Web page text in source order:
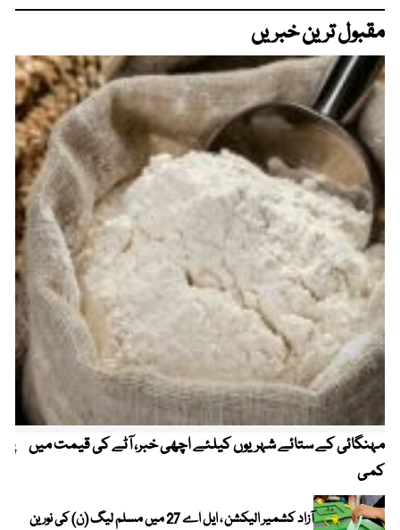
مقبول ترین خبریں
مہنگائی کے ستائے شہریوں کیلئے اچھی خبر، آٹے کی قیمت میں
کمی
آزاد کشمیر الیکشن ، ایل اے 27 میں مسلم لیگ (ن) کی نورین